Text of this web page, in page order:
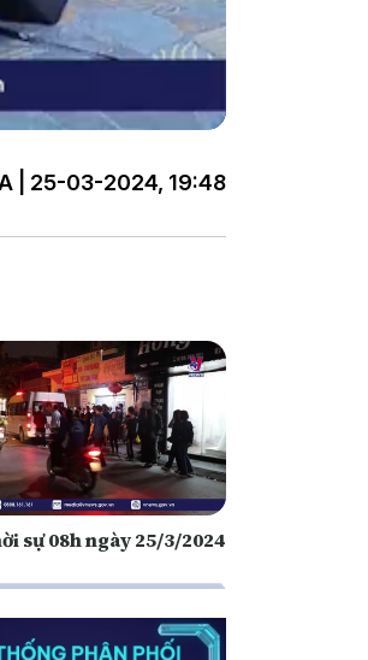
| 25-03-2024, 19:48
sự 08h ngày 25/3/2024